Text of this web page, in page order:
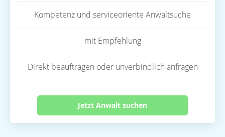
Kompetenz und serviceoriente Anwaltsuche
mit Empfehlung
Direkt beauftragen oder unverbindlich anfragen
Jetzt Anwalt suchen